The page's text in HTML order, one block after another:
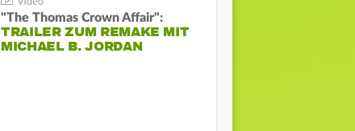
"The Thomas Crown Affair":
TRAILER ZUM REMAKE MIT
MICHAEL B. JORDAN